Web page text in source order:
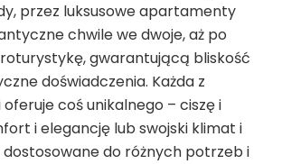
przez luksusowe apartamenty
chwile we dwoje, aż po
gwarantującą bliskość
doświadczenia. Każda z
coś unikalnego – ciszę i
i elegancję lub swojski klimat i
dostosowane do różnych potrzeb i